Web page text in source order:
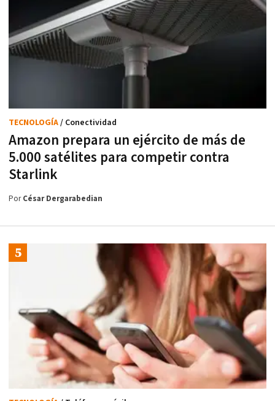
Amazon prepara un ejército de más de
5.000 satélites para competir contra
Starlink
TECNOLOGÍA/ Conectividad
PorCésar Dergarabedian